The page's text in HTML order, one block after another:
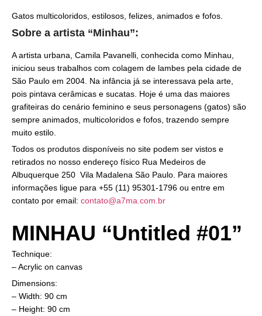
Gatos multicoloridos, estilosos, felizes, animados e fofos.
Sobre a artista “Minhau”:
A artista urbana, Camila Pavanelli, conhecida como Minhau,
iniciou seus trabalhos com colagem de lambes pela cidade de
São Paulo em 2004. Na infância já se interessava pela arte,
pois pintava cerâmicas e sucatas. Hoje é uma das maiores
grafiteiras do cenário feminino e seus personagens (gatos) são
sempre animados, multicoloridos e fofos, trazendo sempre
muito estilo.
Todos os produtos disponíveis no site podem ser vistos e
retirados no nosso endereço físico Rua Medeiros de
Albuquerque 250 Vila Madalena São Paulo. Para maiores
informações ligue para +55 (11) 95301-1796 ou entre em
contato por email: contato@a7ma.com.br
MINHAU “Untitled #01”
Technique:
– Acrylic on canvas
Dimensions:
– Width: 90 cm
– Height: 90 cm